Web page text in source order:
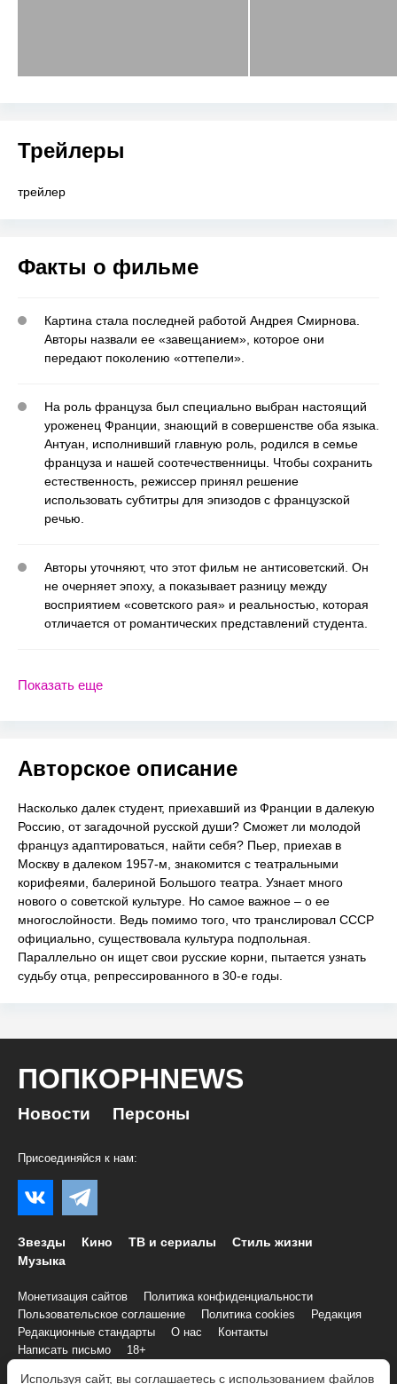
Трейлеры
трейлер
Факты о фильме
Картина стала последней работой Андрея Смирнова.
Авторы назвали ее «завещанием», которое они
передают поколению «оттепели».
На роль француза был специально выбран настоящий
уроженец Франции, знающий в совершенстве оба языка.
Антуан, исполнивший главную роль, родился в семье
француза и нашей соотечественницы. Чтобы сохранить
естественность, режиссер принял решение
использовать субтитры для эпизодов с французской
речью.
Авторы уточняют, что этот фильм не антисоветский. Он
не очерняет эпоху, а показывает разницу между
восприятием «советского рая» и реальностью, которая
отличается от романтических представлений студента.
Показать еще
Авторское описание
Насколько далек студент, приехавший из Франции в далекую
Россию, от загадочной русской души? Сможет ли молодой
француз адаптироваться, найти себя? Пьер, приехав в
Москву в далеком 1957-м, знакомится с театральными
корифеями, балериной Большого театра. Узнает много
нового о советской культуре. Но самое важное – о ее
многослойности. Ведь помимо того, что транслировал СССР
официально, существовала культура подпольная.
Параллельно он ищет свои русские корни, пытается узнать
судьбу отца, репрессированного в 30-е годы.
ПОПКОРНNEWS
Новости Персоны
Присоединяйся к нам:
Звезды Кино ТВ и сериалы
Стиль жизни
Музыка
Монетизация сайтов
Политика конфиденциальности
Пользовательское соглашение
Политика cookies
Редакция
Редакционные стандарты
О нас
Контакты
Написать письмо
18+
Используя сайт, вы соглашаетесь с использованием файлов